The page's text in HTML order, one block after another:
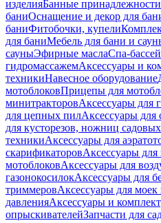
изделияБанные принадлежности
баниОснащение и декор для
баниФитобочки, купели
для баниМебель для бани и
сауныЭфирные маслаСпа-
гидромассажемАксессуары и
техникиНавесное оборудование
мотоблоковПрицепы для
минитракторовАксессуары для
для цепных пилАксессуары для
для кусторезов, ножниц садовых
техникиАксессуары для
скарификаторовАксессуары для
мотоблоковАксессуары для
газонокосилокАксессуары для
триммеровАксессуары для моек
давленияАксессуары и
опрыскивателейЗапчасти для